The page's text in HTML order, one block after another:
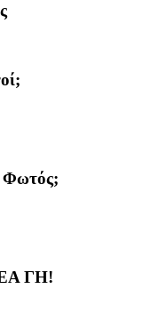
Φωτός;
ΓΗ!